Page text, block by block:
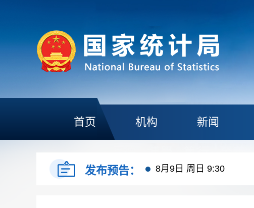
首页 机构 新闻
发布预告： 8月9日 周日 9:30